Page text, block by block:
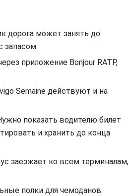
дорога может занять до
запасом.
приложение Bonjour RATP,
Semaine действуют и на
показать водителю билет
и хранить до конца
заезжает ко всем терминалам,
полки для чемоданов.